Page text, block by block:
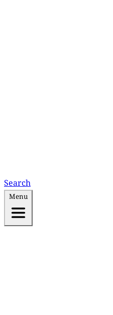
Search
Menu